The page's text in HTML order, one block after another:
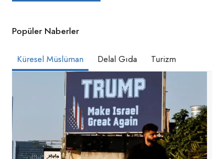
Popüler Naberler
Küresel Müslüman Delal Gıda Turizm